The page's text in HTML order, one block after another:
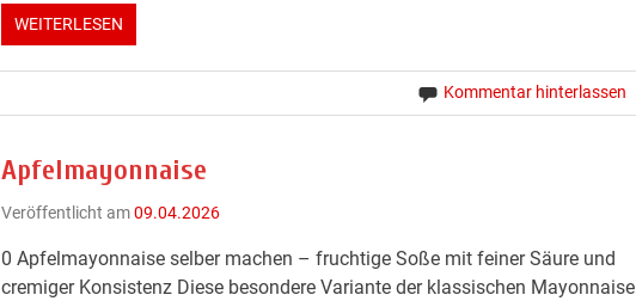
WEITERLESEN
Kommentar hinterlassen
Apfelmayonnaise
Veröffentlicht am09.04.2026
0 Apfelmayonnaise selber machen – fruchtige Soße mit feiner Säure und
cremiger Konsistenz Diese besondere Variante der klassischen Mayonnaise